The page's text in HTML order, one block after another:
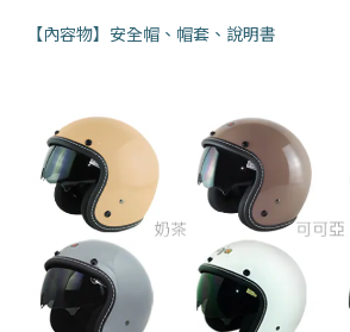
【內容物】安全帽、帽套、說明書